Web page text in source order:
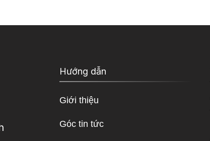
Hướng dẫn
Giới thiệu
Góc tin tức